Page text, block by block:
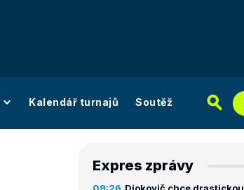
Kalendář turnajů Soutěž
Expres zprávy